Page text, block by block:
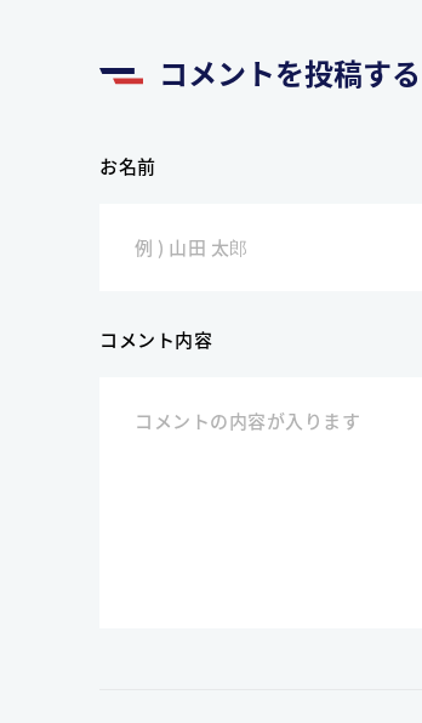
コメントを投稿する
お名前
コメント内容